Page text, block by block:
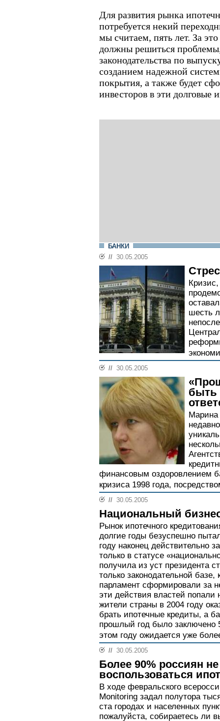
Для развития рынка
потребуется некий
мы считаем, пять лет. За
должны решиться
законодательства по
созданием надежной
покрытия, а также будет
инвесторов в эти долговые
БАНКИ
// 30.05.2005
шесть
// 30.05.2005
быть
финансовым оздоровлением
кризиса 1998 года,
// 30.05.2005
Национальный
Рынок ипотечного
долгие годы безуспешно
году наконец действительно
только в статусе
получила из уст президента
только законодательной
парламент сформировали за
эти действия властей
жители страны в 2004 году
брать ипотечные кредиты, а
прошлый год было заключено
этом году ожидается уже
// 30.05.2005
Более 90% россиян не
воспользоваться
В ходе февральского
Monitoring задал полутора
ста городах и населенных
пожалуйста, собираетесь ли